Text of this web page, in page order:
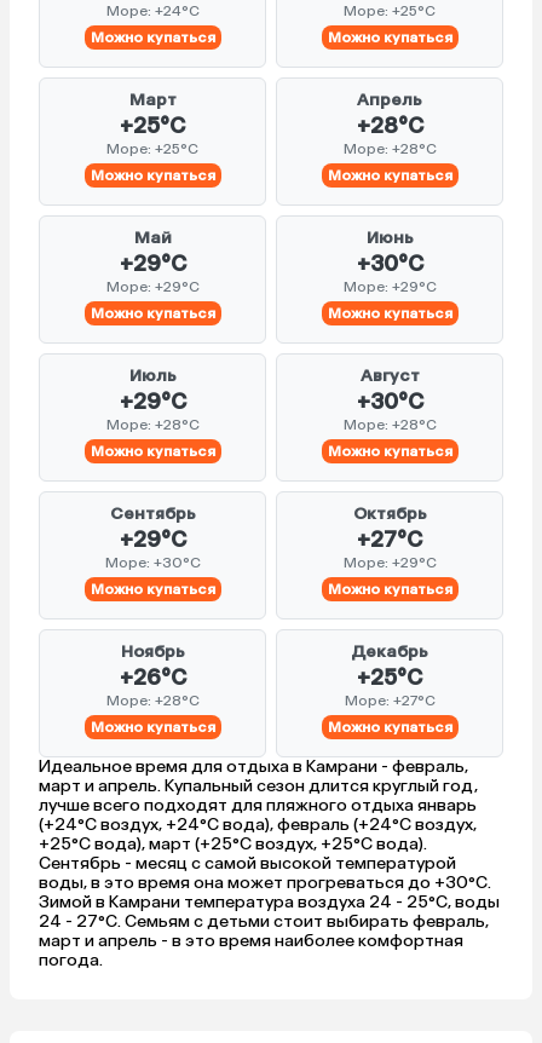
Море: +24°C
Можно купаться
Море: +25°C
Можно купаться
Март
+25°C
Море: +25°C
Можно купаться
Апрель
+28°C
Море: +28°C
Можно купаться
Май
+29°C
Море: +29°C
Можно купаться
Июнь
+30°C
Море: +29°C
Можно купаться
Июль
+29°C
Море: +28°C
Можно купаться
Август
+30°C
Море: +28°C
Можно купаться
Сентябрь
+29°C
Море: +30°C
Можно купаться
Октябрь
+27°C
Море: +29°C
Можно купаться
Ноябрь
+26°C
Море: +28°C
Можно купаться
Декабрь
+25°C
Море: +27°C
Можно купаться
Идеальное время для отдыха в Камрани - февраль,
март и апрель. Купальный сезон длится круглый год,
лучше всего подходят для пляжного отдыха январь
(+24°C воздух, +24°C вода), февраль (+24°C воздух,
+25°C вода), март (+25°C воздух, +25°C вода).
Сентябрь - месяц с самой высокой температурой
воды, в это время она может прогреваться до +30°C.
Зимой в Камрани температура воздуха 24 - 25°C, воды
24 - 27°C. Семьям с детьми стоит выбирать февраль,
март и апрель - в это время наиболее комфортная
погода.